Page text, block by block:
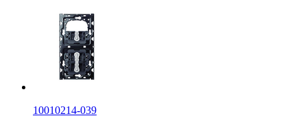
10010214-039